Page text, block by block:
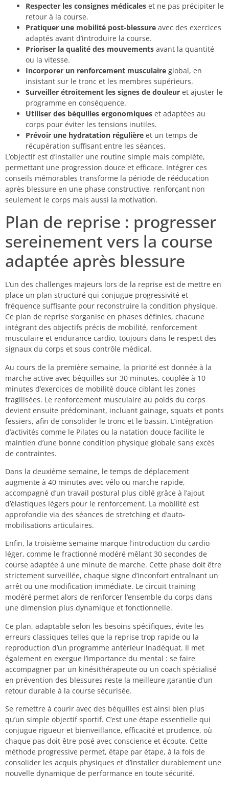
Respecter les consignes médicales et ne pas précipiter le
retour à la course.
Pratiquer une mobilité post-blessure avec des exercices
adaptés avant d’introduire la course.
Prioriser la qualité des mouvements avant la quantité
ou la vitesse.
Incorporer un renforcement musculaire global, en
insistant sur le tronc et les membres supérieurs.
Surveiller étroitement les signes de douleur et ajuster le
programme en conséquence.
Utiliser des béquilles ergonomiques et adaptées au
corps pour éviter les tensions inutiles.
Prévoir une hydratation régulière et un temps de
récupération suffisant entre les séances.
L’objectif est d’installer une routine simple mais complète,
permettant une progression douce et efficace. Intégrer ces
conseils mémorables transforme la période de rééducation
après blessure en une phase constructive, renforçant non
seulement le corps mais aussi la motivation.
Plan de reprise : progresser
sereinement vers la course
adaptée après blessure
L’un des challenges majeurs lors de la reprise est de mettre en
place un plan structuré qui conjugue progressivité et
fréquence suffisante pour reconstruire la condition physique.
Ce plan de reprise s’organise en phases définies, chacune
intégrant des objectifs précis de mobilité, renforcement
musculaire et endurance cardio, toujours dans le respect des
signaux du corps et sous contrôle médical.
Au cours de la première semaine, la priorité est donnée à la
marche active avec béquilles sur 30 minutes, couplée à 10
minutes d’exercices de mobilité douce ciblant les zones
fragilisées. Le renforcement musculaire au poids du corps
devient ensuite prédominant, incluant gainage, squats et ponts
fessiers, afin de consolider le tronc et le bassin. L’intégration
d’activités comme le Pilates ou la natation douce facilite le
maintien d’une bonne condition physique globale sans excès
de contraintes.
Dans la deuxième semaine, le temps de déplacement
augmente à 40 minutes avec vélo ou marche rapide,
accompagné d’un travail postural plus ciblé grâce à l’ajout
d’élastiques légers pour le renforcement. La mobilité est
approfondie via des séances de stretching et d’auto-
mobilisations articulaires.
Enfin, la troisième semaine marque l’introduction du cardio
léger, comme le fractionné modéré mêlant 30 secondes de
course adaptée à une minute de marche. Cette phase doit être
strictement surveillée, chaque signe d’inconfort entraînant un
arrêt ou une modification immédiate. Le circuit training
modéré permet alors de renforcer l’ensemble du corps dans
une dimension plus dynamique et fonctionnelle.
Ce plan, adaptable selon les besoins spécifiques, évite les
erreurs classiques telles que la reprise trop rapide ou la
reproduction d’un programme antérieur inadéquat. Il met
également en exergue l’importance du mental : se faire
accompagner par un kinésithérapeute ou un coach spécialisé
en prévention des blessures reste la meilleure garantie d’un
retour durable à la course sécurisée.
Se remettre à courir avec des béquilles est ainsi bien plus
qu’un simple objectif sportif. C’est une étape essentielle qui
conjugue rigueur et bienveillance, efficacité et prudence, où
chaque pas doit être posé avec conscience et écoute. Cette
méthode progressive permet, étape par étape, à la fois de
consolider les acquis physiques et d’installer durablement une
nouvelle dynamique de performance en toute sécurité.